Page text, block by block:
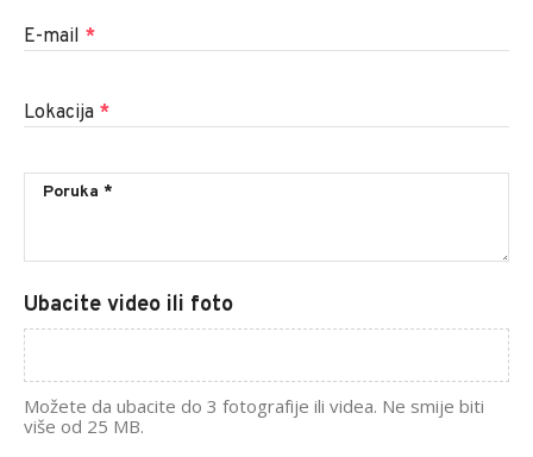
E-mail *
Lokacija *
Ubacite video ili foto
Možete da ubacite do 3 fotografije ili videa. Ne smije biti
više od 25 MB.